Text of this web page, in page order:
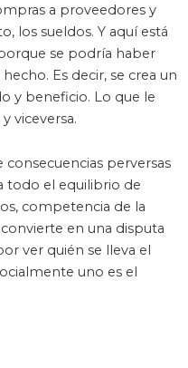
a proveedores y
los sueldos. Y aquí está
se podría haber
Es decir, se crea un
y beneficio. Lo que le
viceversa.
perversas
todo el equilibrio de
competencia de la
en una disputa
ver quién se lleva el
uno es el